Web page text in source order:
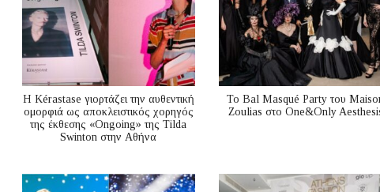
Η Kérastase γιορτάζει την αυθεντική
ομορφιά ως αποκλειστικός χορηγός
της έκθεσης «Ongoing» της Tilda
Swinton στην Αθήνα
Το Bal Masqué Party του
Zoulias στο One&Only